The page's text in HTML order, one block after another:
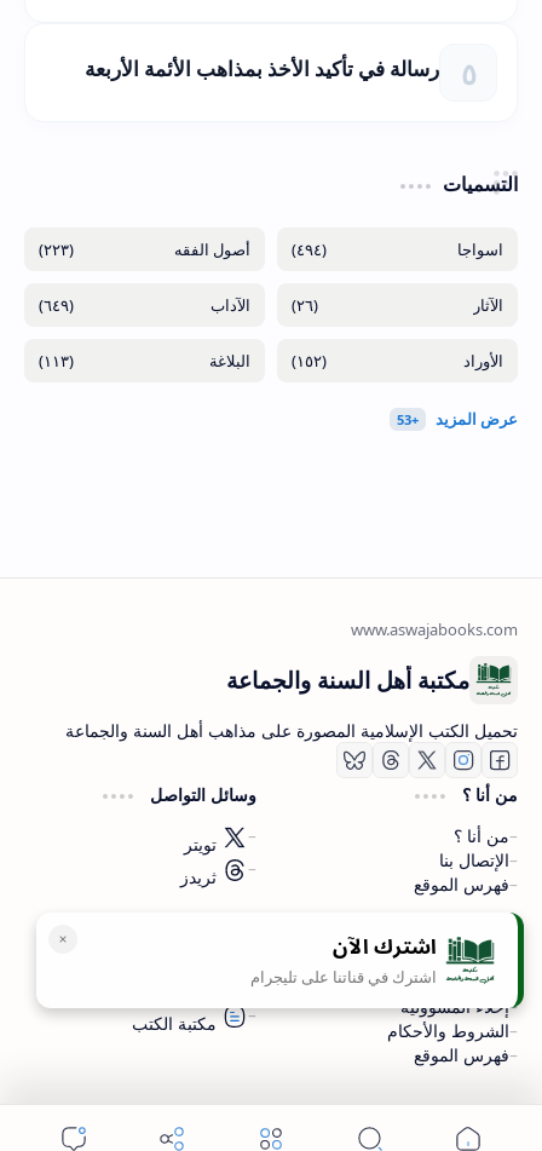
رسالة في تأكيد الأخذ بمذاهب الأئمة الأربعة
التسميات
(٤٩٤) (٢٢٣)
(٢٦) (٦٤٩)
(١٥٢) (١١٣)
اشترك الآن
اشترك في قناتنا على تليجرام
مكتبة أهل السنة والجماعة
تحميل الكتب الإسلامية المصورة على مذاهب أهل السنة والجماعة
من أنا ؟
من أنا ؟
الإتصال بنا
فهرس الموقع
وسائل التواصل
تويتر
ثريدز
سياسة الخصوصية
سياسة الخصوصية
إخلاء المسؤولية
الشروط والأحكام
فهرس الموقع
مكتبة الكتب